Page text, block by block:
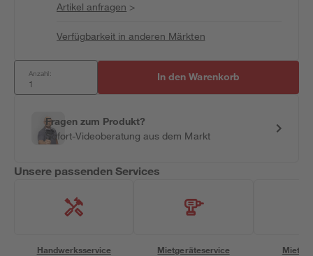
Artikel anfragen >
Verfügbarkeit in anderen Märkten
Anzahl: In den Warenkorb
Fragen zum Produkt?
Sofort-Videoberatung aus dem Markt
Unsere passenden Services
Handwerksservice Mietgeräteservice